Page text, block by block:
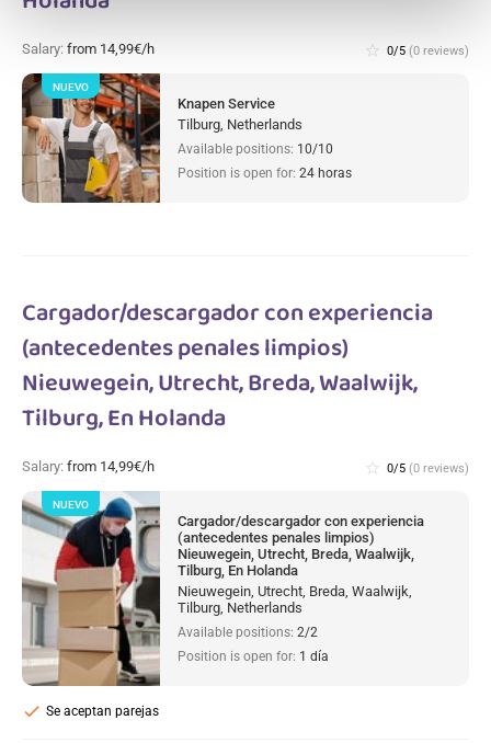
Salary: from 14,99€/h star_border 0/5 (0 reviews)
Knapen Service
Tilburg, Netherlands
Available positions: 10/10
Position is open for: 24 horas
NUEVO
Cargador/descargador con experiencia
(antecedentes penales limpios)
Nieuwegein, Utrecht, Breda, Waalwijk,
Tilburg, En Holanda
Salary: from 14,99€/h star_border 0/5 (0 reviews)
Cargador/descargador con experiencia
(antecedentes penales limpios)
Nieuwegein, Utrecht, Breda, Waalwijk,
Tilburg, En Holanda
Nieuwegein, Utrecht, Breda, Waalwijk,
Tilburg, Netherlands
Available positions: 2/2
Position is open for: 1 día
Se aceptan parejas
check
NUEVO